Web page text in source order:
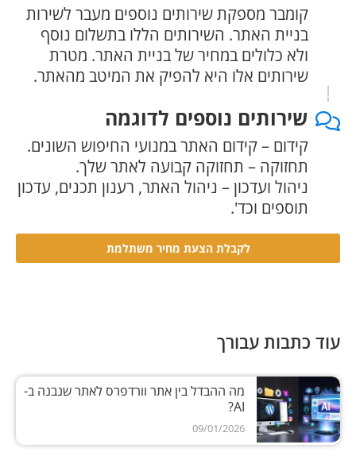
קומבר מספקת שירותים נוספים מעבר לשירות
בניית האתר. השירותים הללו בתשלום נוסף
ולא כלולים במחיר של בניית האתר. מטרת
שירותים אלו היא להפיק את המיטב מהאתר.
שירותים נוספים לדוגמה
קידום – קידום האתר במנועי החיפוש השונים.
תחזוקה – תחזוקה קבועה לאתר שלך.
ניהול ועדכון – ניהול האתר, רענון תכנים, עדכון
תוספים וכד'.
לקבלת הצעת מחיר משתלמת
עוד כתבות עבורך
מה ההבדל בין אתר וורדפרס לאתר שנבנה ב-
AI?
09/01/2026